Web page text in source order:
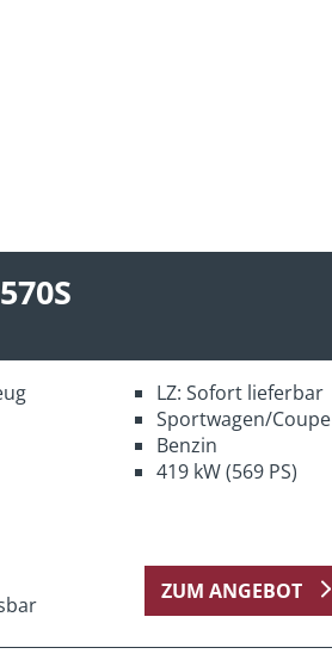
LZ: Sofort lieferbar
Sportwagen/Coupe
Benzin
419 kW (569 PS)
ZUM ANGEBOT